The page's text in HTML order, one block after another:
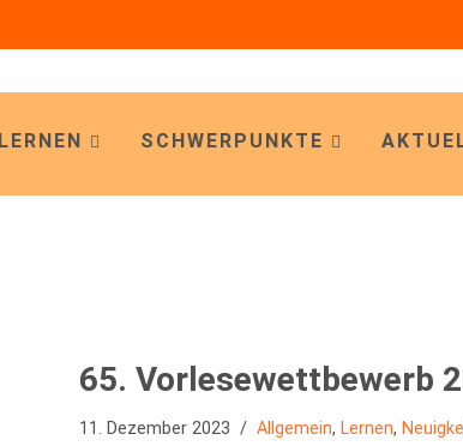
LERNEN SCHWERPUNKTE
65. Vorlesewettbewerb
11. Dezember 2023 Allgemein, Lernen,